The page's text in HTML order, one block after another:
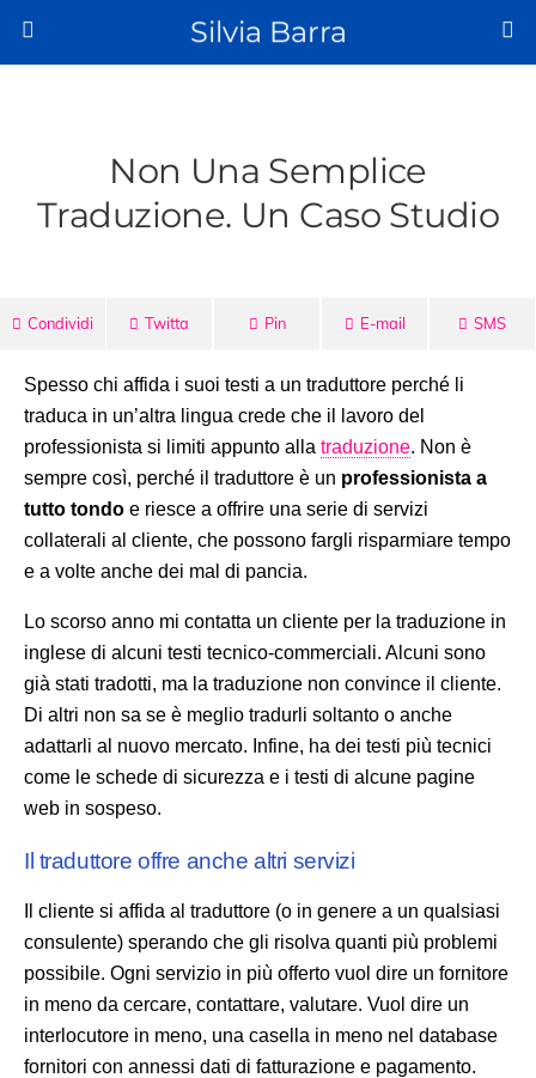
Silvia Barra
Non Una Semplice
Traduzione. Un Caso Studio
Condividi Twitta Pin E-mail SMS
Spesso chi affida i suoi testi a un traduttore perché li
traduca in un’altra lingua crede che il lavoro del
professionista si limiti appunto alla traduzione. Non è
sempre così, perché il traduttore è un professionista a
tutto tondo e riesce a offrire una serie di servizi
collaterali al cliente, che possono fargli risparmiare tempo
e a volte anche dei mal di pancia.
Lo scorso anno mi contatta un cliente per la traduzione in
inglese di alcuni testi tecnico-commerciali. Alcuni sono
già stati tradotti, ma la traduzione non convince il cliente.
Di altri non sa se è meglio tradurli soltanto o anche
adattarli al nuovo mercato. Infine, ha dei testi più tecnici
come le schede di sicurezza e i testi di alcune pagine
web in sospeso.
Il traduttore offre anche altri servizi
Il cliente si affida al traduttore (o in genere a un qualsiasi
consulente) sperando che gli risolva quanti più problemi
possibile. Ogni servizio in più offerto vuol dire un fornitore
in meno da cercare, contattare, valutare. Vuol dire un
interlocutore in meno, una casella in meno nel database
fornitori con annessi dati di fatturazione e pagamento.